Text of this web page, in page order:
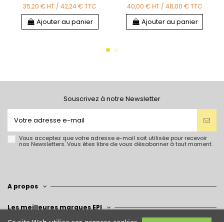
35,20 €HT /42,24 €TTC
Ajouter au panier
40,00 €HT / 48,00 €TTC
Ajouter au panier
Souscrivez à notre Newsletter
Vous acceptez que votre adresse e-mail soit utilisée pour recevoir
nos Newsletters. Vous êtes libre de vous désabonner à tout moment.
A propos
Les meilleures marques EPI